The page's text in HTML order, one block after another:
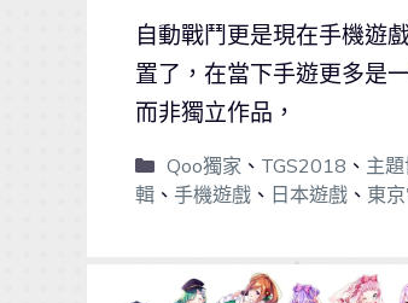
自動戰鬥更是現在手機遊
置了，在當下手遊更多是
而非獨立作品，
Qoo獨家 、 TGS2018 、 主
輯 、 手機遊戲 、 日本遊戲 、 東